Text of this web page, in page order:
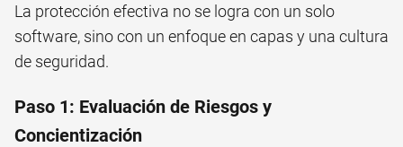
La protección efectiva no se logra con un solo
software, sino con un enfoque en capas y una cultura
de seguridad.
Paso 1: Evaluación de Riesgos y
Concientización